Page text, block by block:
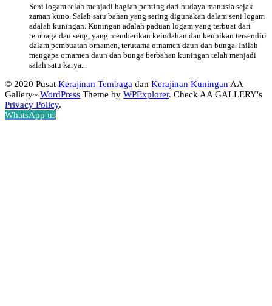
Seni logam telah menjadi bagian penting dari budaya manusia sejak
zaman kuno. Salah satu bahan yang sering digunakan dalam seni logam
adalah kuningan. Kuningan adalah paduan logam yang terbuat dari
tembaga dan seng, yang memberikan keindahan dan keunikan tersendiri
dalam pembuatan ornamen, terutama ornamen daun dan bunga. Inilah
mengapa ornamen daun dan bunga berbahan kuningan telah menjadi
salah satu karya...
© 2020 Pusat Kerajinan Tembaga dan Kerajinan KuninganAA
Gallery~ WordPress Theme by WPExplorer. Check AA GALLERY's
Privacy Policy.
WhatsApp us